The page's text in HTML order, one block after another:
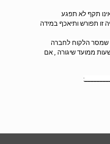
אינו תקף לא תפגע
זו תפורש ותיאכף במידה
שמסר הלקוח לחברה
כאילו הגיעה ליעדה בתוך 24 שעות ממועד שיגורה , אם
: